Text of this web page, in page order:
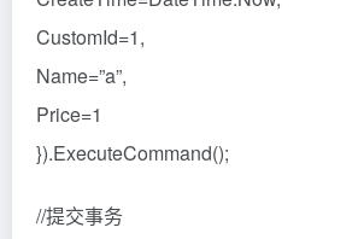
CustomId=1,
Name=”a”,
Price=1
}).ExecuteCommand();
//提交事务